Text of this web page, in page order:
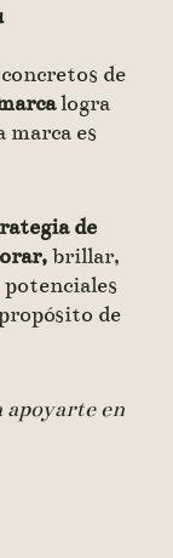
de
logra
es
de
brillar,
de
apoyarte en